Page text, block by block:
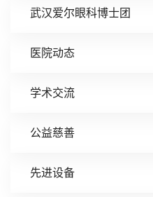
武汉爱尔眼科博士团
医院动态
学术交流
公益慈善
先进设备